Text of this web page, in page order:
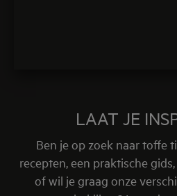
LAAT JE
Ben je op zoek naar toffe
recepten, een praktische
of wil je graag onze